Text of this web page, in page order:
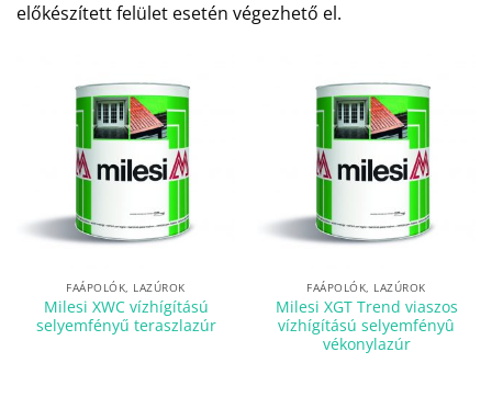
előkészített felület esetén végezhető el.
FAÁPOLÓK, LAZÚROK
Milesi XWC vízhígítású
selyemfényű teraszlazúr
FAÁPOLÓK, LAZÚROK
Milesi XGT Trend viaszos
vízhígítású selyemfényû
vékonylazúr